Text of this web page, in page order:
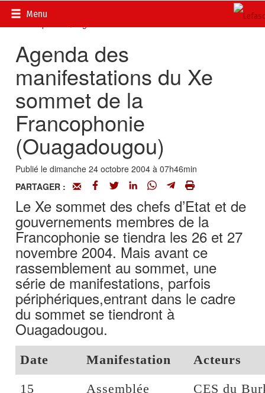
Menu
Accueil>
Agenda des
manifestations du Xe
sommet de la
Francophonie
(Ouagadougou)
Publié le dimanche 24 octobre 2004 à 07h46min
PARTAGER :
Le Xe sommet des chefs d’Etat et de
gouvernements membres de la
Francophonie se tiendra les 26 et 27
novembre 2004. Mais avant ce
rassemblement au sommet, une
série de manifestations, parfois
périphériques,entrant dans le cadre
du sommet se tiendront à
Ouagadougou.
Date Manifestation
Acteurs
15
Assemblée
CES du